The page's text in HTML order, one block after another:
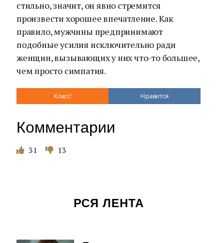
стильно, значит, он явно стремится
произвести хорошее впечатление. Как
правило, мужчины предпринимают
подобные усилия исключительно ради
женщин, вызывающих у них что-то большее,
чем просто симпатия.
Класс! Нравится
Комментарии
31 13
РСЯ ЛЕНТА